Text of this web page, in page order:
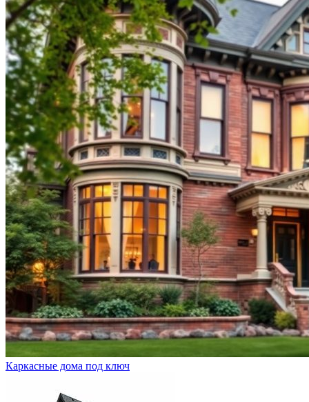
Каркасные дома под ключ